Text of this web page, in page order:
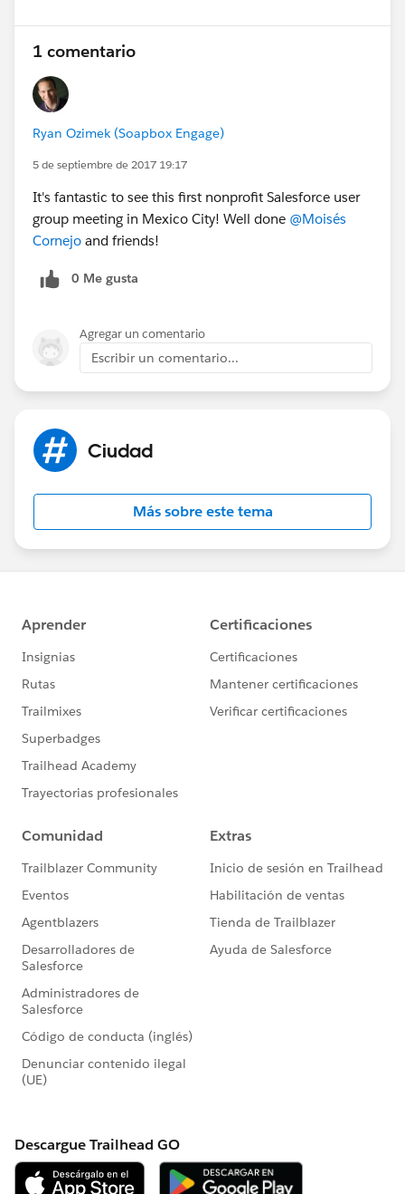
1 comentario
Ryan Ozimek (Soapbox Engage)
5 de septiembre de 2017 19:17
It's fantastic to see this first nonprofit Salesforce user
group meeting in Mexico City! Well done @Moisés
Cornejo and friends!
0 Me gusta
Agregar un comentario
Escribir un comentario...
Ciudad
Más sobre este tema